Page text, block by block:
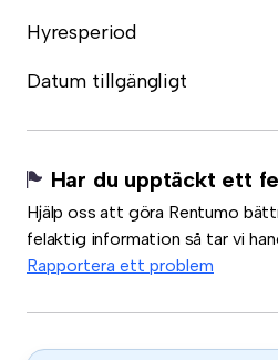
Hyresperiod
Datum tillgängligt
Har du upptäckt ett
Hjälp oss att göra Rentumo
felaktig information så tar vi
Rapportera ett problem